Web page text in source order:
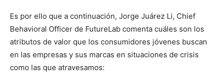
Es por ello que a continuación, Jorge Juárez Li, Chief
Behavioral Officer de FutureLab comenta cuáles son los
atributos de valor que los consumidores jóvenes buscan
en las empresas y sus marcas en situaciones de crisis
como las que atravesamos: